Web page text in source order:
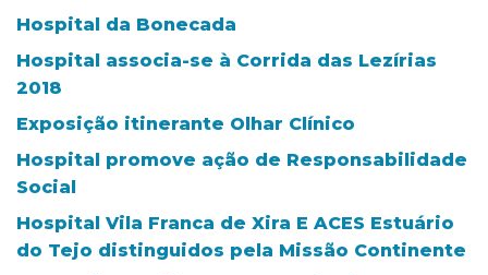
Hospital da Bonecada
Hospital associa-se à Corrida das Lezírias
2018
Exposição itinerante Olhar Clínico
Hospital promove ação de Responsabilidade
Social
Hospital Vila Franca de Xira E ACES Estuário
do Tejo distinguidos pela Missão Continente